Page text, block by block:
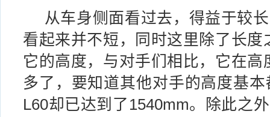
从车身侧面看过去，得益于较
看起来并不短，同时这里除了长
它的高度，与对手们相比，它在
多了，要知道其他对手的高度基
L60却已达到了1540mm。除此之